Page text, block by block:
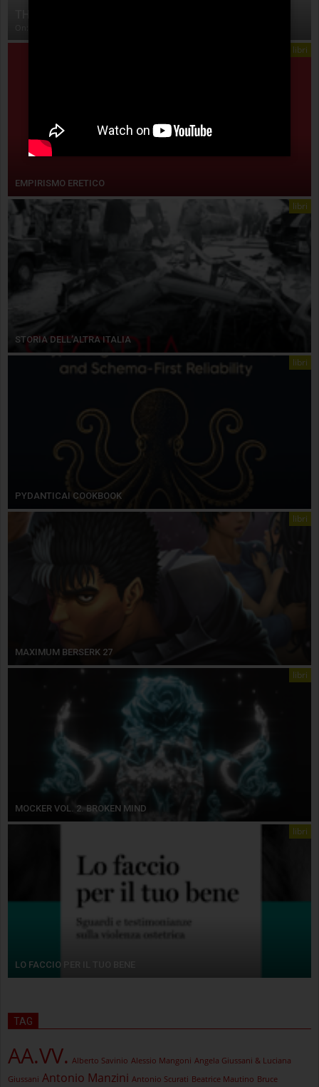
libri
EMPIRISMO ERETICO
libri
STORIA DELL’ALTRA ITALIA
libri
PYDANTICAI COOKBOOK
libri
MAXIMUM BERSERK 27
libri
MOCKER VOL. 2. BROKEN MIND
libri
LO FACCIO PER IL TUO BENE
TAG
AA.VV. Alberto Savinio Alessio Mangoni Angela Giussani & Luciana
Giussani Antonio Manzini Antonio Scurati Beatrice Mautino Bruce